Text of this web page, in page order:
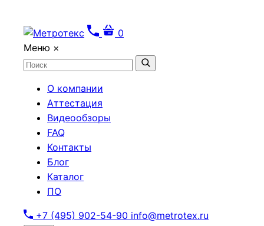
0
Меню ×
О компании
Аттестация
Видеообзоры
FAQ
Контакты
Блог
Каталог
ПО
+7 (495) 902-54-90 info@metrotex.ru